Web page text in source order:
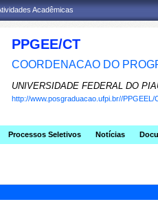
Acadêmicas
PPGEE/CT
COORDENACAO DO
UNIVERSIDADE FEDERAL DO
http://www.posgraduacao.ufpi.br//PPGEEL/
Processos Seletivos Notícias